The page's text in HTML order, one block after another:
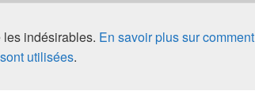
indésirables. En savoir plus sur comment
utilisées.